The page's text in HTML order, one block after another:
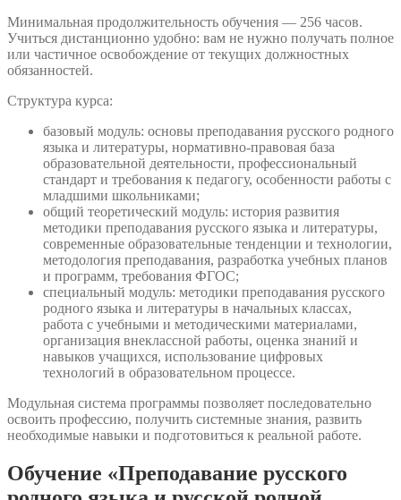
Минимальная продолжительность обучения — 256 часов.
Учиться дистанционно удобно: вам не нужно получать полное
или частичное освобождение от текущих должностных
обязанностей.
Структура курса:
базовый модуль: основы преподавания русского родного
языка и литературы, нормативно-правовая база
образовательной деятельности, профессиональный
стандарт и требования к педагогу, особенности работы с
младшими школьниками;
общий теоретический модуль: история развития
методики преподавания русского языка и литературы,
современные образовательные тенденции и технологии,
методология преподавания, разработка учебных планов
и программ, требования ФГОС;
специальный модуль: методики преподавания русского
родного языка и литературы в начальных классах,
работа с учебными и методическими материалами,
организация внеклассной работы, оценка знаний и
навыков учащихся, использование цифровых
технологий в образовательном процессе.
Модульная система программы позволяет последовательно
освоить профессию, получить системные знания, развить
необходимые навыки и подготовиться к реальной работе.
Обучение «Преподавание русского